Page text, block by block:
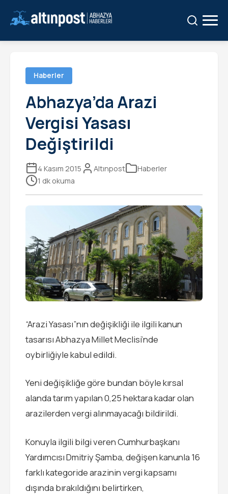
Haberler
Abhazya’da Arazi
Vergisi Yasası
Değiştirildi
4 Kasım 2015 Altınpost
Haberler
1 dk okuma
“Arazi Yasası”nın değişikliği ile ilgili kanun
tasarısı Abhazya Millet Meclisi’nde
oybirliğiyle kabul edildi.
Yeni değişikliğe göre bundan böyle kırsal
alanda tarım yapılan 0,25 hektara kadar olan
arazilerden vergi alınmayacağı bildirildi.
Konuyla ilgili bilgi veren Cumhurbaşkanı
Yardımcısı Dmitriy Şamba, değişen kanunla 16
farklı kategoride arazinin vergi kapsamı
dışında bırakıldığını belirtirken,